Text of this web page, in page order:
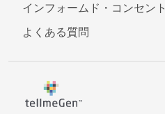
インフォームド・コンセント
よくある質問